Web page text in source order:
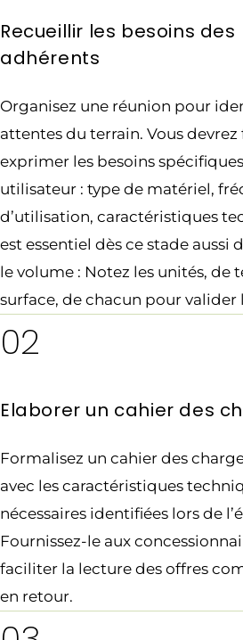
Recueillir les besoins des
adhérents
Organisez une réunion pour
attentes du terrain. Vous devrez
exprimer les besoins
utilisateur : type de matériel,
d’utilisation, caractéristiques
est essentiel dès ce stade aussi
le volume : Notez les unités, de
surface, de chacun pour valider
02
Elaborer un cahier des
Formalisez un cahier des
avec les caractéristiques
nécessaires identifiées lors de
Fournissez-le aux
faciliter la lecture des offres
en retour.